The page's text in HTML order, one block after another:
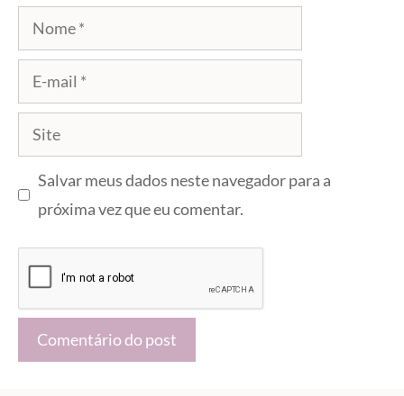
Nome
mail
Site
Salvar meus dados neste navegador para a
próxima vez que eu comentar.